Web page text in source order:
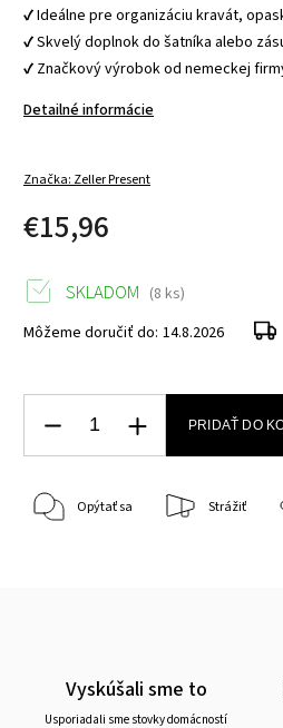
✔ Ideálne pre organizáciu kravát,
✔ Skvelý doplnok do šatníka alebo
✔ Značkový výrobok od nemeckej
Detailné informácie
Značka: Zeller Present
€15,96
SKLADOM (8 ks)
Môžeme doručiť do: 14.8.2026
PRIDAŤ DO
Opýtať sa Strážiť
Vyskúšali sme to
Usporiadali sme stovky domácností